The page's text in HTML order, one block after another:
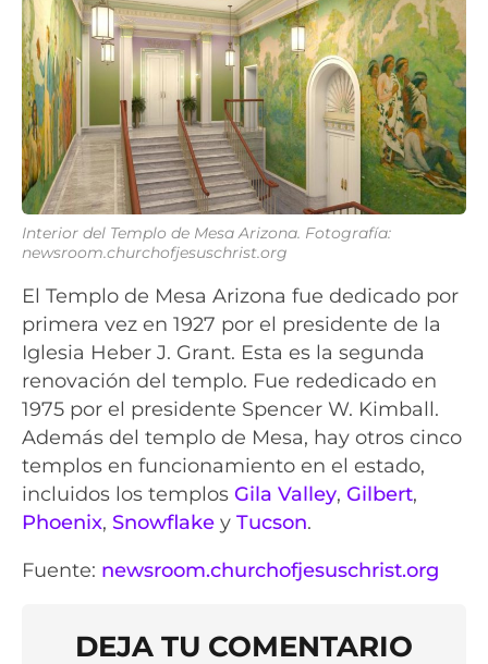
Interior del Templo de Mesa Arizona. Fotografía:
newsroom.churchofjesuschrist.org
El Templo de Mesa Arizona fue dedicado por
primera vez en 1927 por el presidente de la
Iglesia Heber J. Grant. Esta es la segunda
renovación del templo. Fue rededicado en
1975 por el presidente Spencer W. Kimball.
Además del templo de Mesa, hay otros cinco
templos en funcionamiento en el estado,
incluidos los templos Gila Valley, Gilbert,
Phoenix, Snowflake y Tucson.
Fuente: newsroom.churchofjesuschrist.org
DEJA TU COMENTARIO